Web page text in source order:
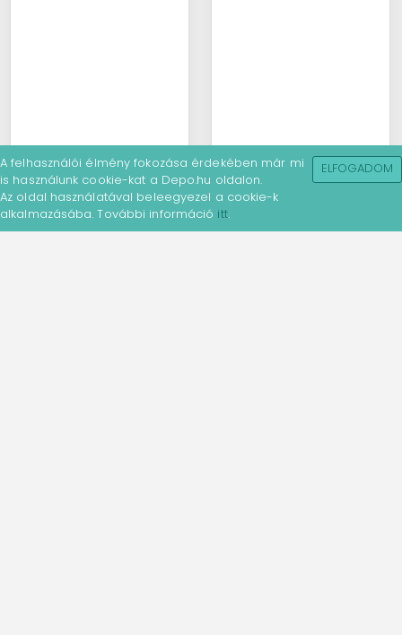
A felhasználói élmény fokozása érdekében már mi
is használunk cookie-kat a Depo.hu oldalon.
Az oldal használatával beleegyezel a cookie-k
alkalmazásába. További információ itt.
ELFOGADOM